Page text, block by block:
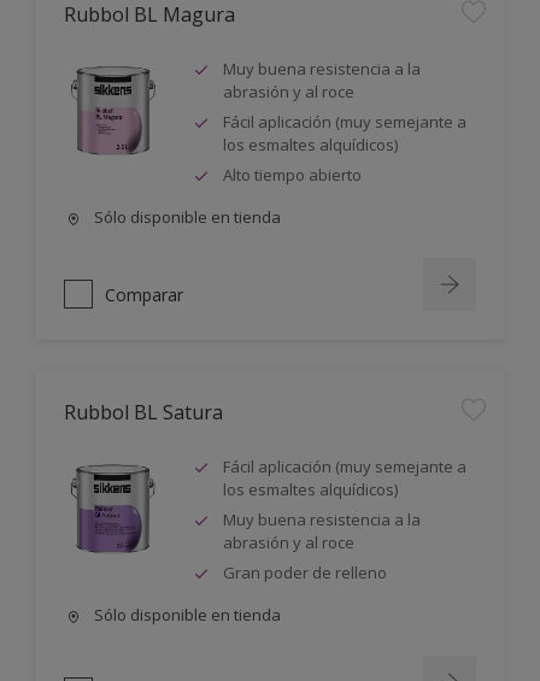
Rubbol BL Magura
Muy buena resistencia a la
abrasión y al roce
Fácil aplicación (muy semejante a
los esmaltes alquídicos)
Alto tiempo abierto
Sólo disponible en tienda
Comparar
Rubbol BL Satura
Fácil aplicación (muy semejante a
los esmaltes alquídicos)
Muy buena resistencia a la
abrasión y al roce
Gran poder de relleno
Sólo disponible en tienda